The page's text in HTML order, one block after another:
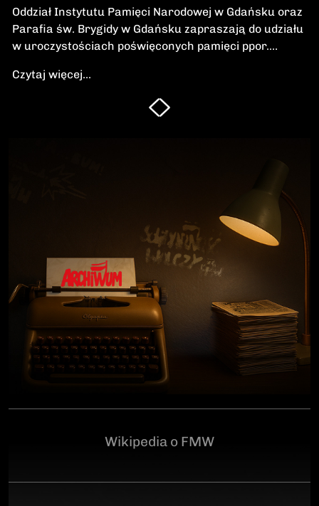
Oddział Instytutu Pamięci Narodowej w Gdańsku oraz
Parafia św. Brygidy w Gdańsku zapraszają do udziału
w uroczystościach poświęconych pamięci ppor.
Wileńskiej Brygady Armii Krajowej, dowódcy 5.
szwadronu podczas walk na Pomorzu, jednego z
najbardziej zasłużonych żołnierzy polskiego podziemia
przeciwko niemieckiemu i sowieckiemu okupantowi, a
po zakończeniu wojny pozostał wierny ideałom
wolności. Poległ 28 czerwca 1946 r., a miejsce
ukrycia jego szczątków przez komunistyczny aparat
represji pozostaje do dziś nieznane.Program
uroczystości:11.00 – Msza Święta w Kościele św.
Brygidy w Gdańsku12.30 – poświęcenie
symbolicznego nagrobka na Cmentarzu
Garnizonowym w GdańskuSerdecznie zapraszamy
Czytaj więcej...
Wikipedia o FMW